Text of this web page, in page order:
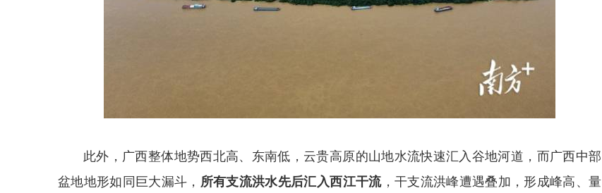
此外，广西整体地势西北高、东南低，云贵高原的山地水流快速汇入谷地河道，而广西中部
盆地地形如同巨大漏斗， 所有支流洪水先后汇入西江干流，干支流洪峰遭遇叠加，形成峰高、量